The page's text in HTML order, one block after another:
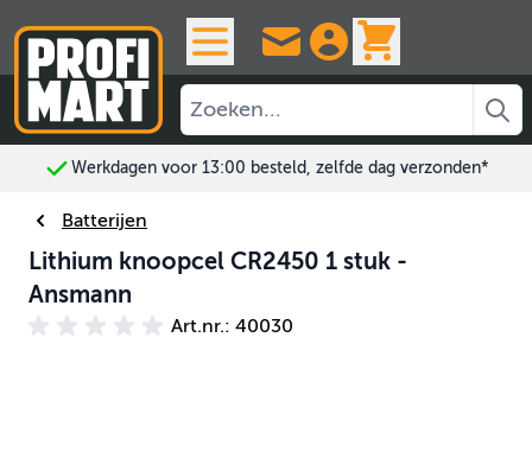
Werkdagen voor 13:00 besteld, zelfde dag verzonden*
Batterijen
Lithium knoopcel CR2450 1 stuk -
Ansmann
Art.nr.: 40030